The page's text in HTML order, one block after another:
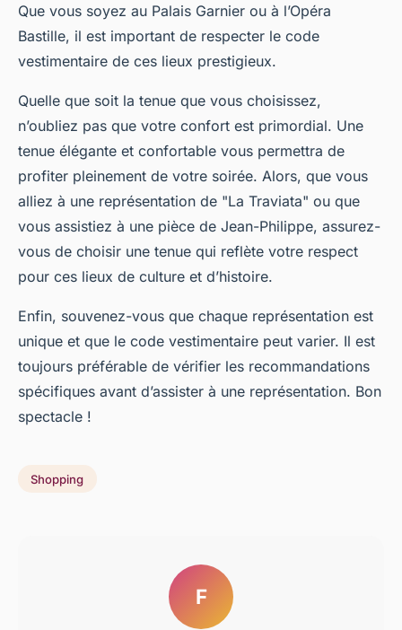
Que vous soyez au Palais Garnier ou à l’Opéra
Bastille, il est important de respecter le code
vestimentaire de ces lieux prestigieux.
Quelle que soit la tenue que vous choisissez,
n’oubliez pas que votre confort est primordial. Une
tenue élégante et confortable vous permettra de
profiter pleinement de votre soirée. Alors, que vous
alliez à une représentation de "La Traviata" ou que
vous assistiez à une pièce de Jean-Philippe, assurez-
vous de choisir une tenue qui reflète votre respect
pour ces lieux de culture et d’histoire.
Enfin, souvenez-vous que chaque représentation est
unique et que le code vestimentaire peut varier. Il est
toujours préférable de vérifier les recommandations
spécifiques avant d’assister à une représentation. Bon
spectacle !
Shopping
F